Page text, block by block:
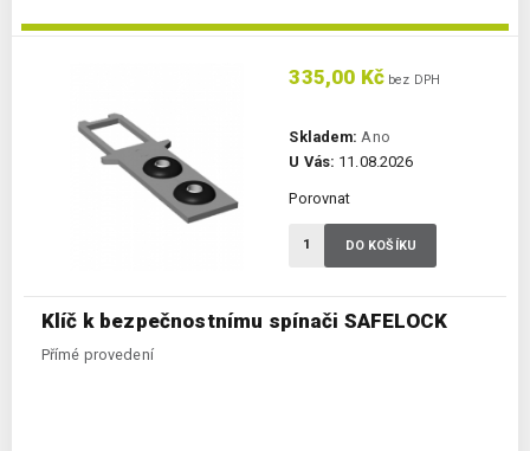
Klíč k bezpečnostnímu spínači SAFELOCK
Přímé provedení
335,00 Kč bez DPH
Skladem: Ano
U Vás: 11.08.2026
Porovnat
DO KOŠÍKU